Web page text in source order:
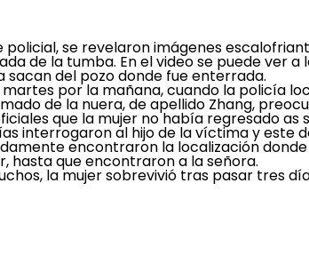
policial, se revelaron imágenes
de la tumba. En el video se puede ver
sacan del pozo donde fue enterrada.
por la mañana, cuando la policía
de la nuera, de apellido Zhang,
que la mujer no había regresado as
interrogaron al hijo de la víctima y este
encontraron la localización
hasta que encontraron a la señora.
la mujer sobrevivió tras pasar tres